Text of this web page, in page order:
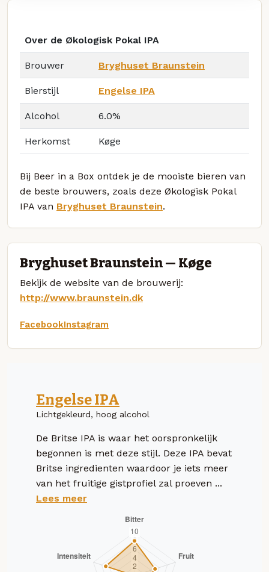
Over de Økologisk Pokal IPA
Brouwer Bryghuset Braunstein
Bierstijl Engelse IPA
Alcohol 6.0%
Herkomst Køge
Bij Beer in a Box ontdek je de mooiste bieren van
de beste brouwers, zoals deze Økologisk Pokal
IPA van Bryghuset Braunstein.
Bryghuset Braunstein — Køge
Bekijk de website van de brouwerij:
http://www.braunstein.dk
FacebookInstagram
Engelse IPA
Lichtgekleurd, hoog alcohol
De Britse IPA is waar het oorspronkelijk
begonnen is met deze stijl. Deze IPA bevat
Britse ingredienten waardoor je iets meer
van het fruitige gistprofiel zal proeven ...
Lees meer